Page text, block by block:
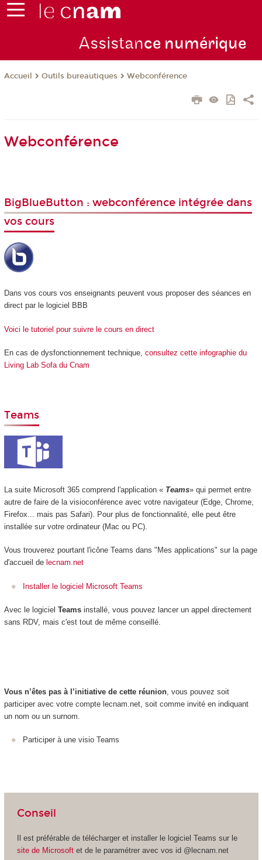
Assistance numérique
Accueil Outils bureautiques Webconférence
Webconférence
BigBlueButton : webconférence intégrée dans
vos cours
Dans vos cours vos enseignants peuvent vous proposer des séances en
direct par le logiciel BBB
Voici le tutoriel pour suivre le cours en direct
En cas de dysfonctionnement technique, consultez cette infographie du
Living Lab Sofa du Cnam
Teams
La suite Microsoft 365 comprend l'application « Teams» qui permet entre
autre de faire de la visioconférence avec votre navigateur (Edge, Chrome,
Firefox... mais pas Safari). Pour plus de fonctionnalité, elle peut être
installée sur votre ordinateur (Mac ou PC).
Vous trouverez pourtant l'icône Teams dans "Mes applications" sur la page
d'accueil de lecnam.net
Installer le logiciel Microsoft Teams
Avec le logiciel Teamsinstallé, vous pouvez lancer un appel directement
sans RDV, mais c'est tout de même conseillé.
Vous n’êtes pas à l’initiative de cette réunion, vous pouvez soit
participer avec votre compte lecnam.net, soit comme invité en indiquant
un nom ou un surnom.
Participer à une visio Teams
Conseil
Il est préférable de télécharger et installer le logiciel Teams sur le
site de Microsoftet de le paramétrer avec vos id @lecnam.net